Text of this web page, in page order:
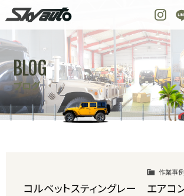
ホーム 在庫車情報
整備作業実例 パーツ販売
店舗紹介 工場紹介
スタッフ紹介 求人情報
BLOG
ブログ
作業事例
コルベットスティングレー エアコ